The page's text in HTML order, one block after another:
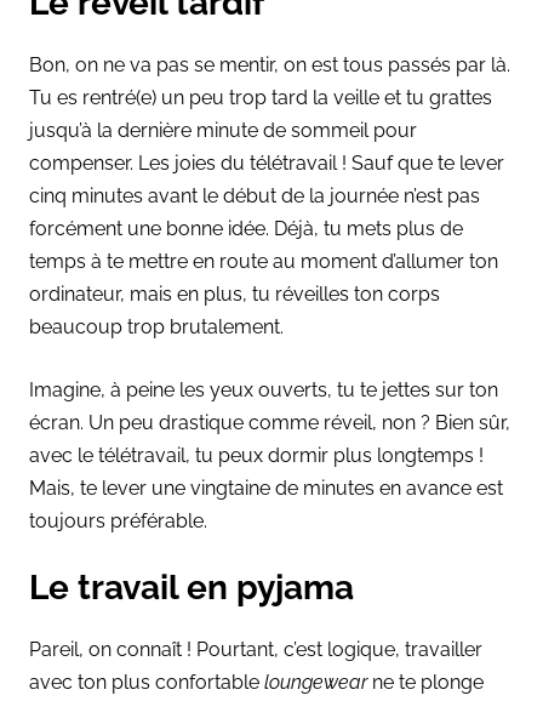
Bon, on ne va pas se mentir, on est tous passés par là.
Tu es rentré(e) un peu trop tard la veille et tu grattes
jusqu’à la dernière minute de sommeil pour
compenser. Les joies du télétravail ! Sauf que te lever
cinq minutes avant le début de la journée n’est pas
forcément une bonne idée. Déjà, tu mets plus de
temps à te mettre en route au moment d’allumer ton
ordinateur, mais en plus, tu réveilles ton corps
beaucoup trop brutalement.
Imagine, à peine les yeux ouverts, tu te jettes sur ton
écran. Un peu drastique comme réveil, non ? Bien sûr,
avec le télétravail, tu peux dormir plus longtemps !
Mais, te lever une vingtaine de minutes en avance est
toujours préférable.
Le travail en pyjama
Pareil, on connaît ! Pourtant, c’est logique, travailler
avec ton plus confortable loungewear ne te plonge